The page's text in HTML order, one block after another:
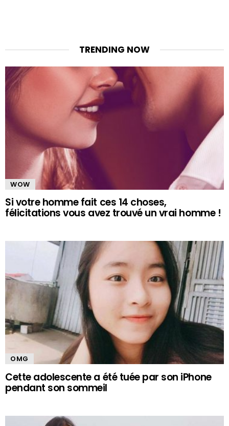
TRENDING NOW
WOW
Si votre homme fait ces 14 choses,
félicitations vous avez trouvé un vrai homme !
OMG
Cette adolescente a été tuée par son iPhone
pendant son sommeil